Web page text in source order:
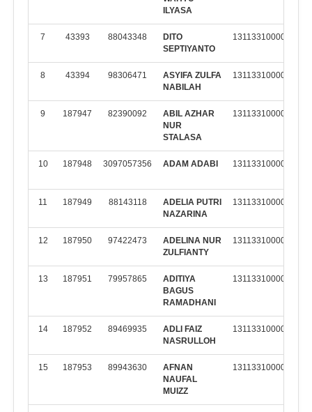
ILYASA
7 43393 88043348
DITO
SEPTIYANTO
131133100002
8 43394 98306471
ASYIFA ZULFA
NABILAH
131133100002
9 187947 82390092
ABIL AZHAR
NUR
STALASA
131133100002
10 187948 3097057356 ADAM ADABI 131133100002
11 187949 88143118
ADELIA PUTRI
NAZARINA
131133100002
12 187950 97422473
ADELINA NUR
ZULFIANTY
131133100002
13 187951 79957865
ADITIYA
BAGUS
RAMADHANI
131133100002
14 187952 89469935
ADLI FAIZ
NASRULLOH
131133100002
15 187953 89943630
AFNAN
NAUFAL
MUIZZ
131133100002